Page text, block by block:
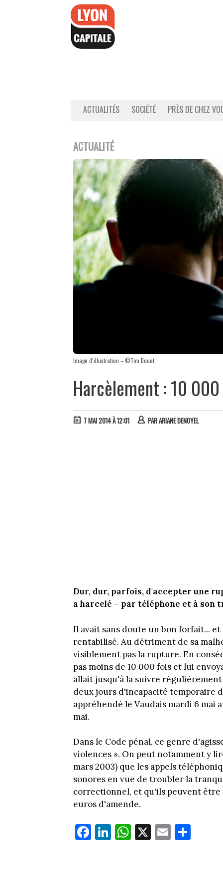
ACTUALITÉS SOCIÉTÉ PRÈS DE CHEZ
ACTUALITÉ
Image d’illustration – ©Tim Douet
Harcèlement : 10
7 MAI 2014 À 12:01 PARARIANE DENOYEL
Dur, dur, parfois, d'accepter une
a harcelé – par téléphone et à son
Il avait sans doute un bon forfait...
rentabilisé. Au détriment de sa
visiblement pas la rupture. En
pas moins de 10 000 fois et lui
allait jusqu'à la suivre
deux jours d'incapacité temporaire
appréhendé le Vaudais mardi 6 mai
mai.
Dans le Code pénal, ce genre
violences ». On peut notamment y
mars 2003) que les appels
sonores en vue de troubler la
correctionnel, et qu'ils peuvent être
euros d'amende.
Fa
ce
Li
nk
W
ha
X E
m